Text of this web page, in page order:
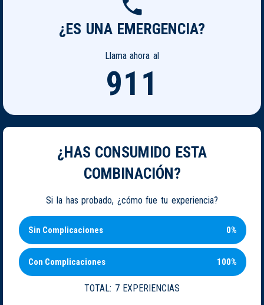
¿ES UNA EMERGENCIA?
Llama ahora al
911
¿HAS CONSUMIDO ESTA
COMBINACIÓN?
Si la has probado, ¿cómo fue tu experiencia?
Sin Complicaciones 0%
Con Complicaciones 100%
TOTAL: 7 EXPERIENCIAS